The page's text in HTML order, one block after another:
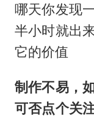
哪天你发现
半小时就出
它的价值
制作不易，
可否点个关